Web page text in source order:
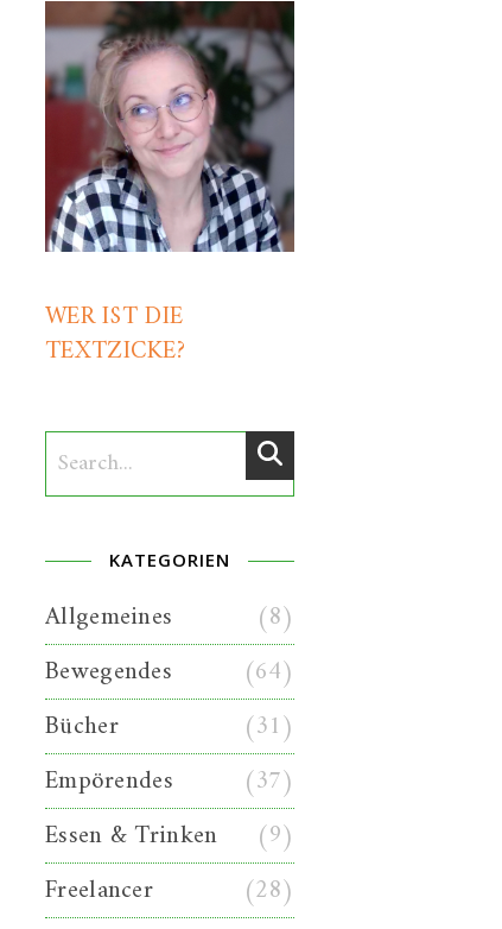
WER IST DIE
TEXTZICKE?
KATEGORIEN
Allgemeines
(8)
Bewegendes
(64)
Bücher
(31)
Empörendes
(37)
Essen & Trinken
(9)
Freelancer
(28)